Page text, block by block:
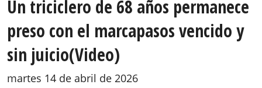
Un triciclero de 68 años permanece
preso con el marcapasos vencido y
sin juicio(Video)
martes 14 de abril de 2026